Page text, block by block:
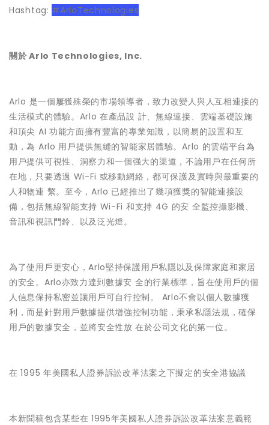
Hashtag: #ArloTechnologies
關於 Arlo Technologies, Inc.
Arlo 是一個屢獲殊榮的市場領導者，致力改變人與人互相連接的
生活模式的體驗。Arlo 在產品設 計、無線連接、雲端基礎設施
和頂尖 AI 功能方面擁有豐富的專業知識，以簡易的設置和互
動，為 Arlo 用戶提供無縫的智能家居體驗。Arlo 的雲端平台為
用戶提供可視性、洞察力和一個强大的渠道，不論用戶在任何所
在地，只要透過 Wi-Fi 或移動網絡，都可保護及實時與最重要的
人和物連 繫。至今，Arlo 已經推出了幾項獲獎的智能連接設
備，包括無線智能支持 Wi-Fi 和支持 4G 的安 全監控攝影機、
音訊和視訊門鈴、以及泛光燈。
為了使用戶更安心，Arlo堅持保護用戶私隱以及保障家庭和家居
的安全。Arlo亦致力達到數據安 全的行業標準，旨在使用戶的個
人信息保持私密並讓用戶可自行控制。 Arlo不會以個人數據獲
利，而是針對用戶數據提供增強控制功能，秉承私隱法規，確保
用戶的數據安全，並將安全性放 在於公司文化的第一位。
在 1995 年美國私人證券訴訟改革法案之下擬定的安全港協議
本新聞稿包含某些在 1995年美國私人證券訴訟改革法案意義範